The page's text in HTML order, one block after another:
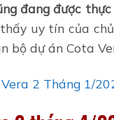
đang được
uy tín của
bộ dự án Cota
2 Tháng 1/